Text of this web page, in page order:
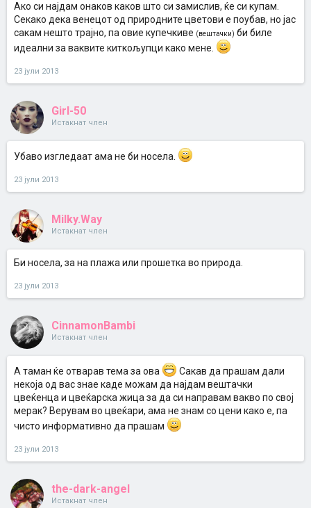
Ако си најдам онаков каков што си замислив, ќе си купам.
Секако дека венецот од природните цветови е поубав, но јас
сакам нешто трајно, па овие купечкиве (вештачки) би биле
идеални за ваквите киткољупци како мене.
23 јули 2013
Girl-50
Истакнат член
Убаво изгледаат ама не би носела.
23 јули 2013
Milky.Way
Истакнат член
Би носела, за на плажа или прошетка во природа.
23 јули 2013
CinnamonBambi
Истакнат член
A таман ќе отварав тема за ова
Сакав да прашам дали
некоја од вас знае каде можам да најдам вештачки
цвеќенца и цвеќарска жица за да си направам вакво по свој
мерак? Верувам во цвеќари, ама не знам со цени како е, па
чисто информативно да прашам
23 јули 2013
the-dark-angel
Истакнат член